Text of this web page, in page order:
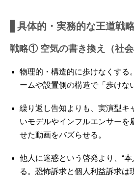
具体的・実務的な王道戦
戦略① 空気の書き換え（社会
物理的・構造的に歩けなくする
ームや設置側の構造で「歩けな
繰り返し告知よりも、実演型キ
いモデルやインフルエンサーを
せた動画をバズらせる。
他人に迷惑という啓発より、“
る。恐怖訴求と個人利益訴求は